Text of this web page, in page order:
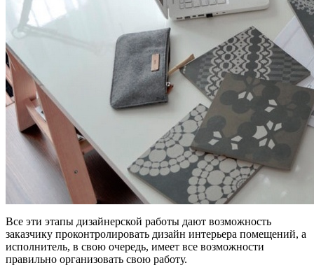
Все эти этапы дизайнерской работы дают возможность
заказчику проконтролировать дизайн интерьера помещений, а
исполнитель, в свою очередь, имеет все возможности
правильно организовать свою работу.